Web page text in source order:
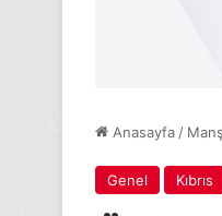
Anasayfa /
Genel Kıbrıs